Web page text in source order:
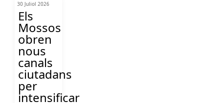
30 Juliol 2026
Els
Mossos
obren
nous
canals
ciutadans
per
intensificar